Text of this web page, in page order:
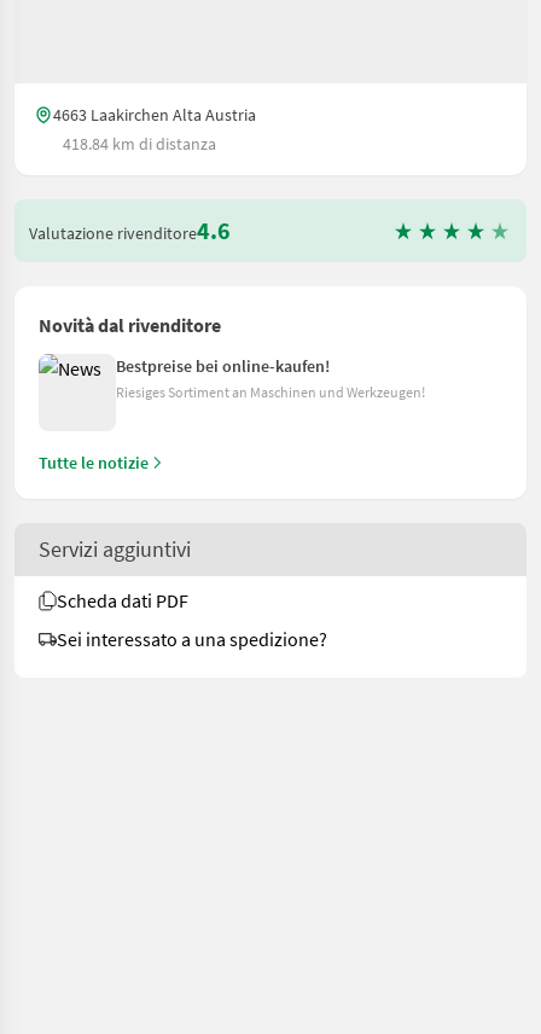
4663 Laakirchen Alta Austria
418.84 km di distanza
Valutazione rivenditore4.6
Novità dal rivenditore
Bestpreise bei online-kaufen!
Riesiges Sortiment an Maschinen und Werkzeugen!
Tutte le notizie
Servizi aggiuntivi
Scheda dati PDF
Sei interessato a una spedizione?